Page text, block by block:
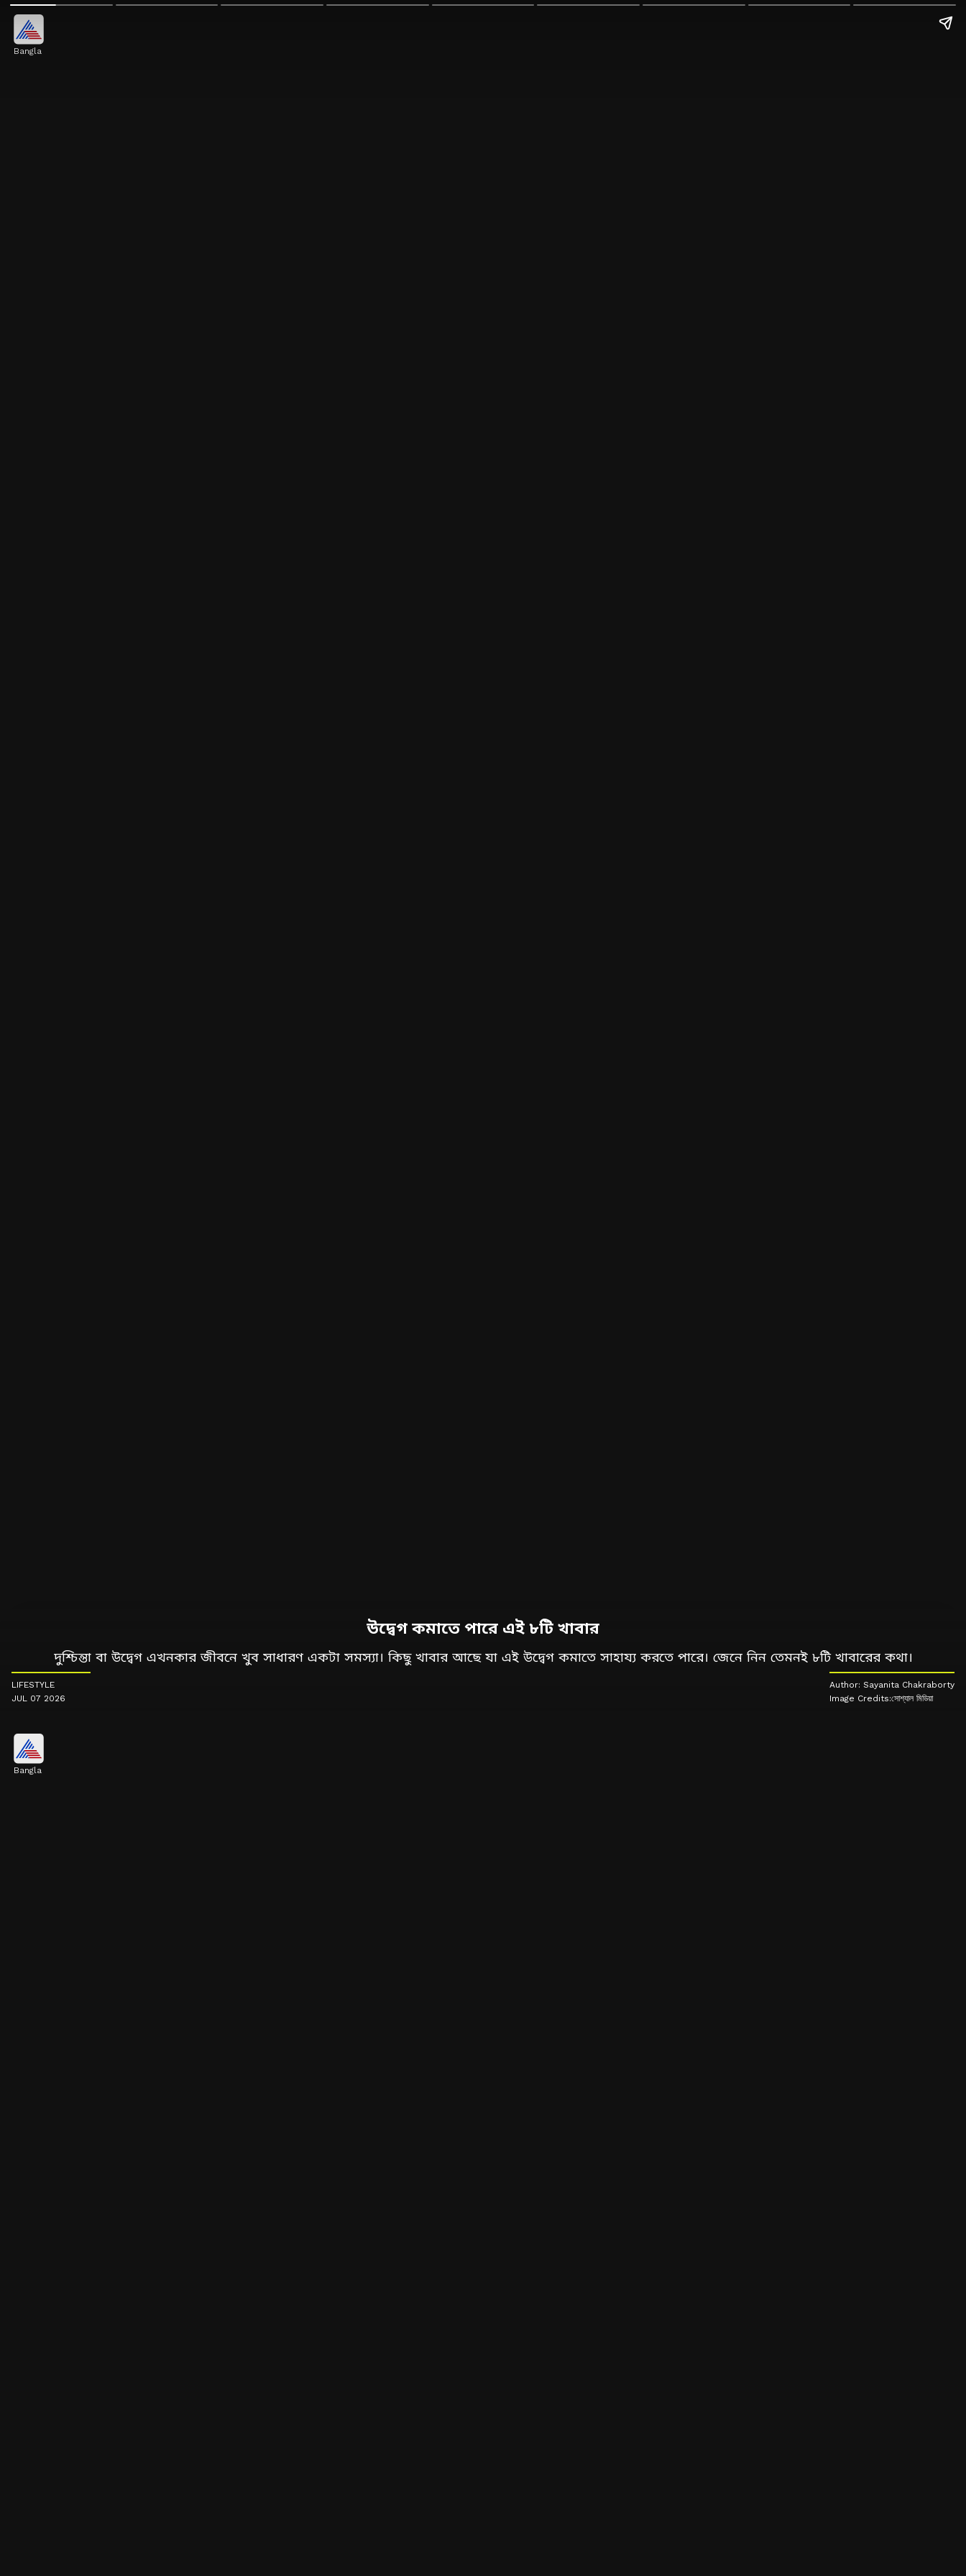
Bangla
উদ্বেগ কমাতে পারে এই ৮টি খাবার
দুশ্চিন্তা বা উদ্বেগ এখনকার জীবনে খুব সাধারণ একটা সমস্যা। কিছু খাবার আছে যা এই উদ্বেগ কমাতে সাহায্য করতে পারে। জেনে নিন তেমনই ৮টি খাবারের কথা।
LIFESTYLE
JUL 07 2026
Author: Sayanita Chakraborty
Image Credits:সোশ্যাল মিডিয়া
Bangla